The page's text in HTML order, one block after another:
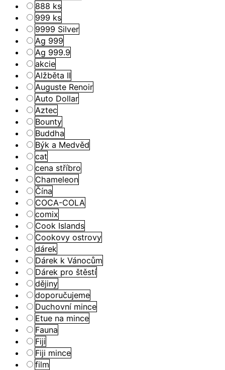
888 ks
999 ks
9999 Silver
Ag 999
Ag 999.9
akcie
Alžběta II
Auguste Renoir
Auto Dollar
Aztec
Bounty
Buddha
Býk a Medvěd
cat
cena stříbro
Chameleon
Čína
COCA-COLA
comix
Cook Islands
Cookovy ostrovy
dárek
Dárek k Vánocům
Dárek pro štěstí
dějiny
doporučujeme
Duchovní mince
Etue na mince
Fauna
Fiji
Fiji mince
film